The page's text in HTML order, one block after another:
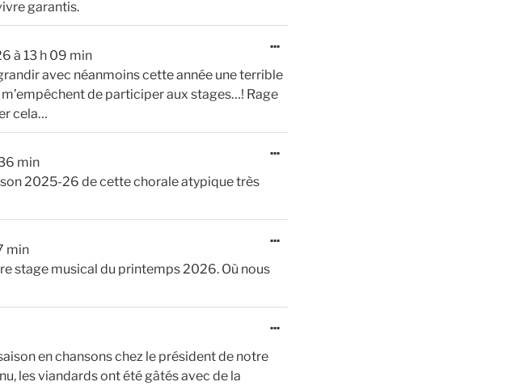
garantis.
à 13 h 09 min
avec néanmoins cette année une terrible
de participer aux stages…! Rage
cela…
...Ouvrir/Fermer
boîte
min
2025-26 de cette chorale atypique très
...Ouvrir/Fermer
min
stage musical du printemps 2026. Où nous
...Ouvrir/Fermer
en chansons chez le président de notre
les viandards ont été gâtés avec de la
...Ouvrir/Fermer